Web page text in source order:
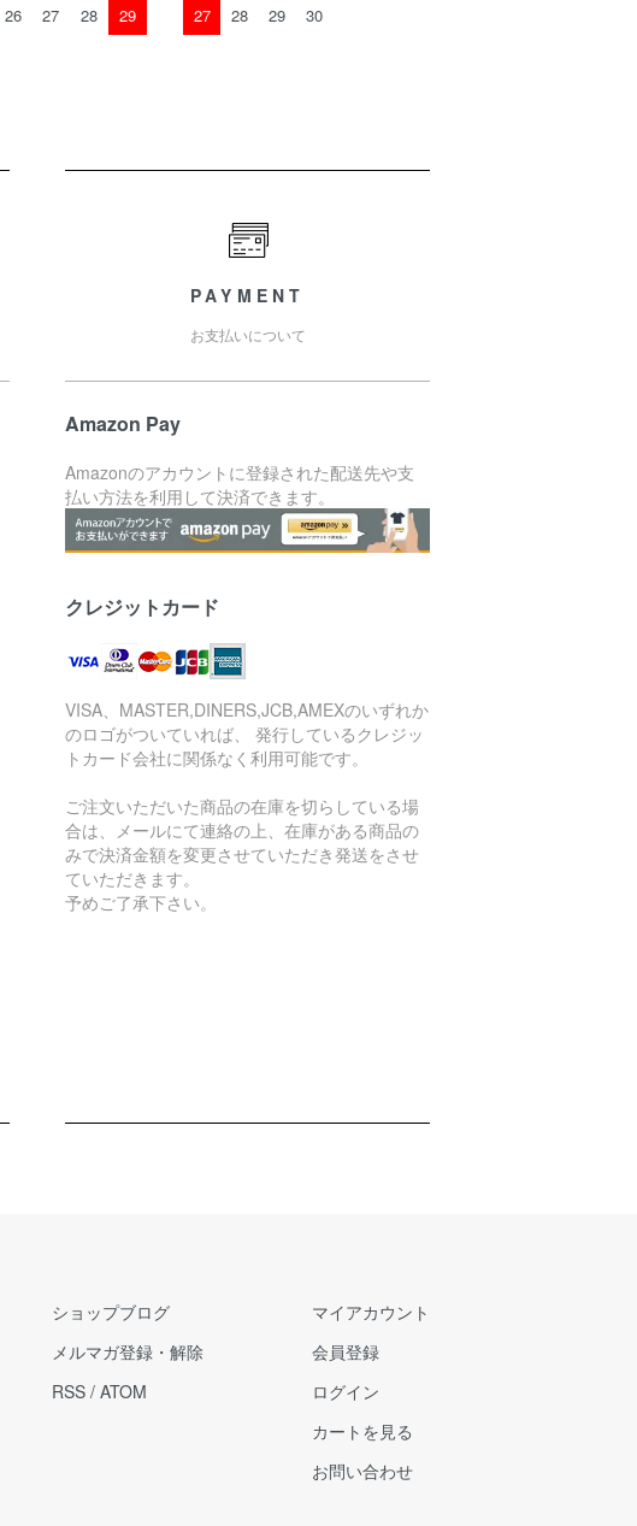
26 27 28
29
27
28 29 30
PAYMENT
お支払いについて
Amazon Pay
Amazonのアカウントに登録された配送先や支
払い方法を利用して決済できます。
クレジットカード
VISA、MASTER,DINERS,JCB,AMEXのいずれか
のロゴがついていれば、 発行しているクレジッ
トカード会社に関係なく利用可能です。
ご注文いただいた商品の在庫を切らしている場
合は、メールにて連絡の上、在庫がある商品の
みで決済金額を変更させていただき発送をさせ
ていただきます。
予めご了承下さい。
ショップブログ
メルマガ登録・解除
RSS / ATOM
マイアカウント
会員登録
ログイン
カートを見る
お問い合わせ